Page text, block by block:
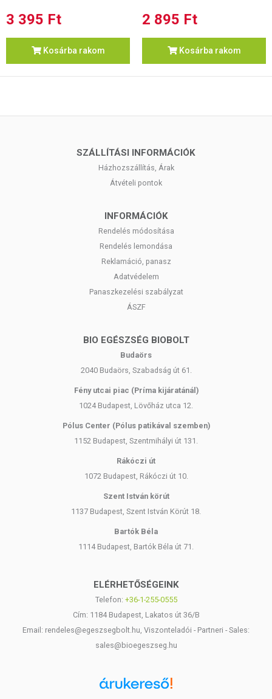
3 395 Ft
Kosárba rakom
2 895 Ft
Kosárba rakom
SZÁLLÍTÁSI INFORMÁCIÓK
Házhozszállítás, Árak
Átvételi pontok
INFORMÁCIÓK
Rendelés módosítása
Rendelés lemondása
Reklamáció, panasz
Adatvédelem
Panaszkezelési szabályzat
ÁSZF
BIO EGÉSZSÉG BIOBOLT
Budaörs
2040 Budaörs, Szabadság út 61.
Fény utcai piac (Príma kijáratánál)
1024 Budapest, Lövőház utca 12.
Pólus Center (Pólus patikával szemben)
1152 Budapest, Szentmihályi út 131.
Rákóczi út
1072 Budapest, Rákóczi út 10.
Szent István körút
1137 Budapest, Szent István Körút 18.
Bartók Béla
1114 Budapest, Bartók Béla út 71.
ELÉRHETŐSÉGEINK
Telefon: +36-1-255-0555
Cím: 1184 Budapest, Lakatos út 36/B
Email: rendeles@egeszsegbolt.hu, Viszonteladói - Partneri - Sales:
sales@bioegeszseg.hu